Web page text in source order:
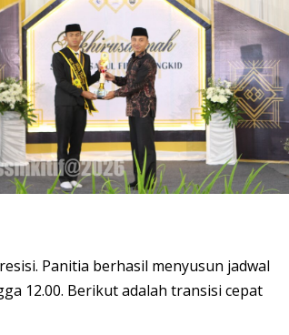
Panitia berhasil menyusun jadwal
12.00. Berikut adalah transisi cepat